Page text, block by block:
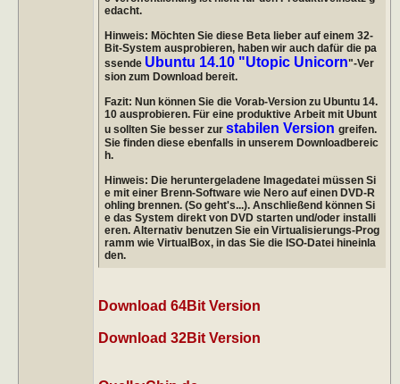
edacht.
Hinweis: Möchten Sie diese Beta lieber auf einem 32-
Bit-System ausprobieren, haben wir auch dafür die pa
ssende Ubuntu 14.10 "Utopic Unicorn"-Ver
sion zum Download bereit.
Fazit: Nun können Sie die Vorab-Version zu Ubuntu 14.
10 ausprobieren. Für eine produktive Arbeit mit Ubunt
u sollten Sie besser zur stabilen Version greifen.
Sie finden diese ebenfalls in unserem Downloadbereic
h.
Hinweis: Die heruntergeladene Imagedatei müssen Si
e mit einer Brenn-Software wie Nero auf einen DVD-R
ohling brennen. (So geht's...). Anschließend können Si
e das System direkt von DVD starten und/oder installi
eren. Alternativ benutzen Sie ein Virtualisierungs-Prog
ramm wie VirtualBox, in das Sie die ISO-Datei hineinla
den.
Download 64Bit Version
Download 32Bit Version